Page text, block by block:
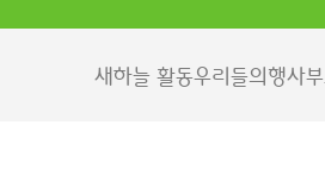
새하늘 활동우리들의행사